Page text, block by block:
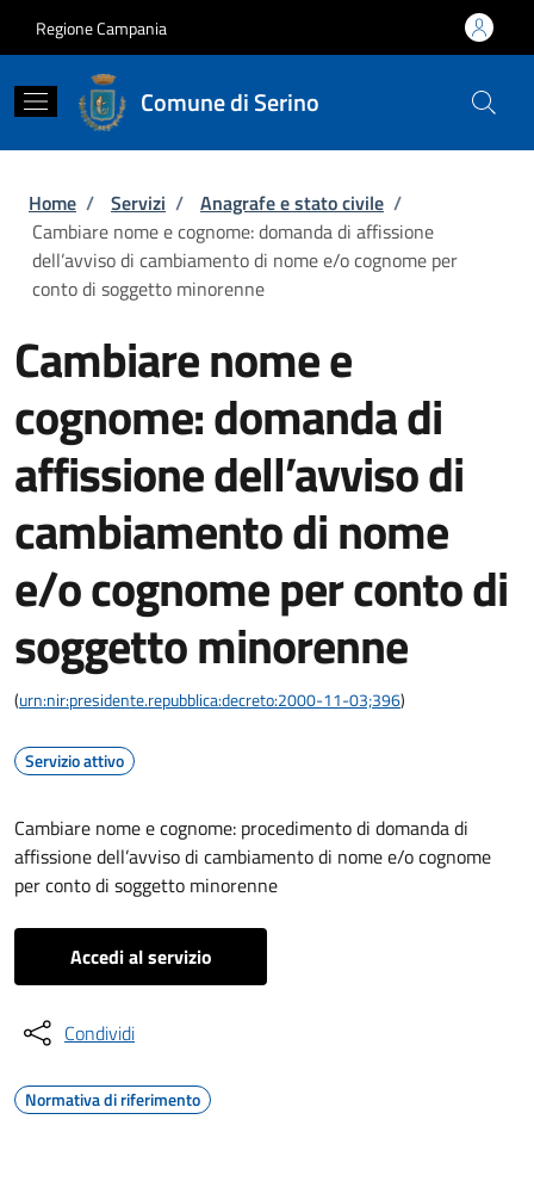
Regione Campania
Comune di Serino
Briciole di pane
Home / Servizi / Anagrafe e stato civile /
Cambiare nome e cognome: domanda di affissione
dell’avviso di cambiamento di nome e/o cognome per
conto di soggetto minorenne
Cambiare nome e
cognome: domanda di
affissione dell’avviso di
cambiamento di nome
e/o cognome per conto di
soggetto minorenne
(urn:nir:presidente.repubblica:decreto:2000-11-03;396)
Servizio attivo
Cambiare nome e cognome: procedimento di domanda di
affissione dell’avviso di cambiamento di nome e/o cognome
per conto di soggetto minorenne
Accedi al servizio
Condividi
Normativa di riferimento